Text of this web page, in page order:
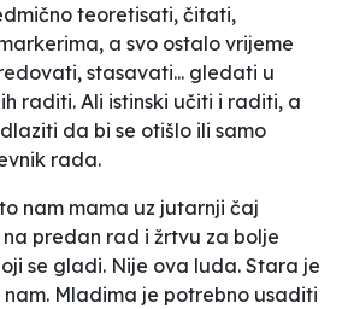
teoretisati, čitati,
a svo ostalo vrijeme
stasavati... gledati u
raditi. Ali istinski učiti i raditi, a
da bi se otišlo ili samo
rada.
nam mama uz jutarnji čaj
na predan rad i žrtvu za bolje
se gladi. Nije ova luda. Stara je
nam. Mladima je potrebno usaditi